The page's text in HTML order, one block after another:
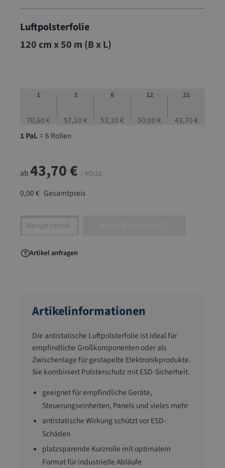
Luftpolsterfolie
05.LP12050A
120 cm x 50 m (B x L)
1
70,60 €
3
57,10 €
6
53,10 €
12
50,00 €
21
43,70 €
1 Pal.= 6 Rollen
ab43,70 € / ROLLE
0,00 € Gesamtpreis
Artikel Anzahl: Gib den gewünschten Wert
Artikel anfragen
Artikelinformationen
Die antistatische Luftpolsterfolie ist ideal für
empfindliche Großkomponenten oder als
Zwischenlage für gestapelte Elektronikprodukte.
Sie kombiniert Polsterschutz mit ESD-Sicherheit.
geeignet für empfindliche Geräte,
Steuerungseinheiten, Panels und vieles mehr
antistatische Wirkung schützt vor ESD-
Schäden
platzsparende Kurzrolle mit optimalem
Format für industrielle Abläufe